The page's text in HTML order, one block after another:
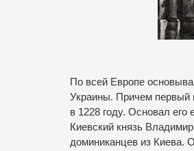
По всей Европе
Украины. Причем первый
в 1228 году. Основал
Киевский князь
доминиканцев из Киева.